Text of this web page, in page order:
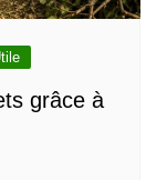
grâce à